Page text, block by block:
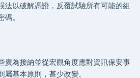
法以破解憑證，反覆試驗所有可能的組
。
廣為接納並從宏觀角度應對資訊保安事
基本原則，甚少改變。